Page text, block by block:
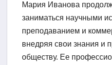
Мария Иванова
заниматься научными
преподаванием и
внедряя свои знания и
обществу. Ее